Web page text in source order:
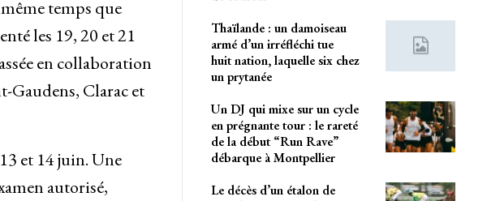
temps que
les 19, 20 et 21
en collaboration
Gaudens, Clarac et
et 14 juin. Une
autorisé,
Thaïlande : un damoiseau
armé d’un irréfléchi tue
huit nation, laquelle six chez
un prytanée
Un DJ qui mixe sur un cycle
en prégnante tour : le rareté
de la début “Run Rave”
débarque à Montpellier
Le décès d’un étalon de